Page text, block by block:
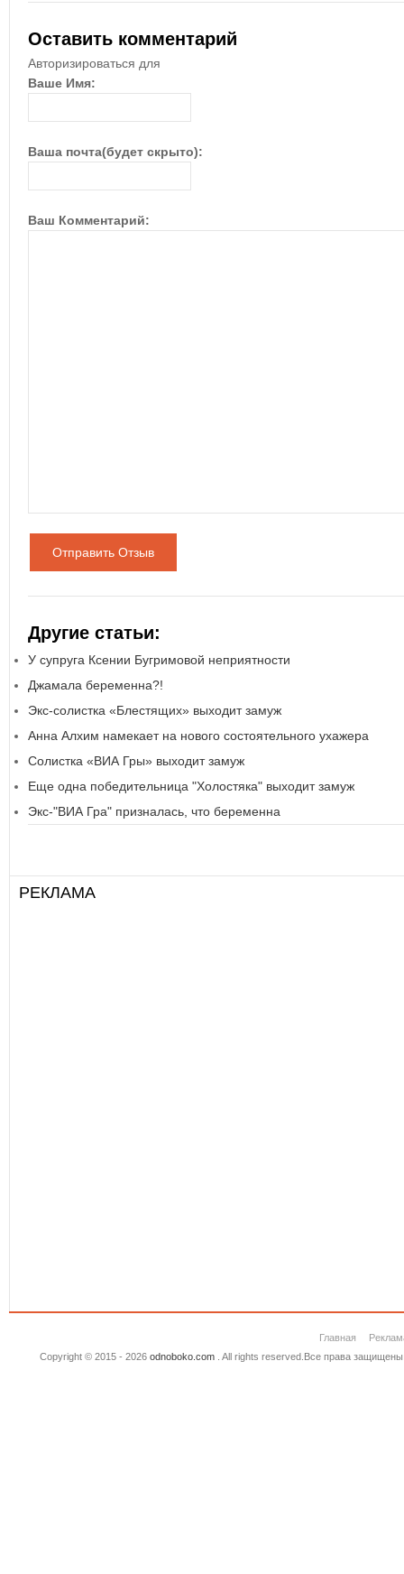
Оставить комментарий
Авторизироваться для
Ваше Имя:
Ваша почта(будет скрыто):
Ваш Комментарий:
Отправить Отзыв
Другие статьи:
У супруга Ксении Бугримовой неприятности
Джамала беременна?!
Экс-солистка «Блестящих» выходит замуж
Анна Алхим намекает на нового состоятельного ухажера
Солистка «ВИА Гры» выходит замуж
Еще одна победительница "Холостяка" выходит замуж
Экс-"ВИА Гра" призналась, что беременна
РЕКЛАМА
Главная
Copyright © 2015 - 2026 odnoboko.com. All rights reserved.Все права защищены.